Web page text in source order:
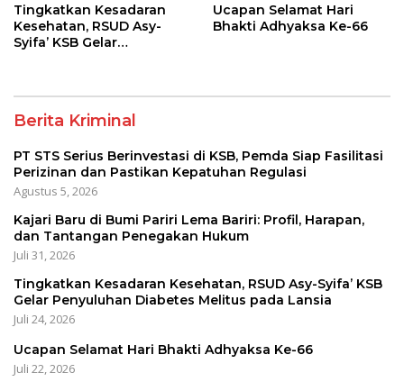
Tingkatkan Kesadaran
Kesehatan, RSUD Asy-
Syifa’ KSB Gelar
Ucapan Selamat Hari
Bhakti Adhyaksa Ke-66
Berita Kriminal
PT STS Serius Berinvestasi di KSB, Pemda Siap Fasilitasi
Perizinan dan Pastikan Kepatuhan Regulasi
Agustus 5, 2026
Kajari Baru di Bumi Pariri Lema Bariri: Profil, Harapan,
dan Tantangan Penegakan Hukum
Juli 31, 2026
Tingkatkan Kesadaran Kesehatan, RSUD Asy-Syifa’ KSB
Gelar Penyuluhan Diabetes Melitus pada Lansia
Juli 24, 2026
Ucapan Selamat Hari Bhakti Adhyaksa Ke-66
Juli 22, 2026